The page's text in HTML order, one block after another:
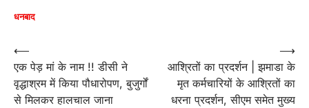
धनबाद
Post
navigation
⟵
एक पेड़ मां के नाम !! डीसी ने
वृद्धाश्रम में किया पौधारोपण, बुजुर्गों
से मिलकर हालचाल जाना
आश्रितों का प्रदर्शन | झमाडा के
मृत कर्मचारियों के आश्रितों का
धरना प्रदर्शन, सीएम समेत मुख्य
⟶